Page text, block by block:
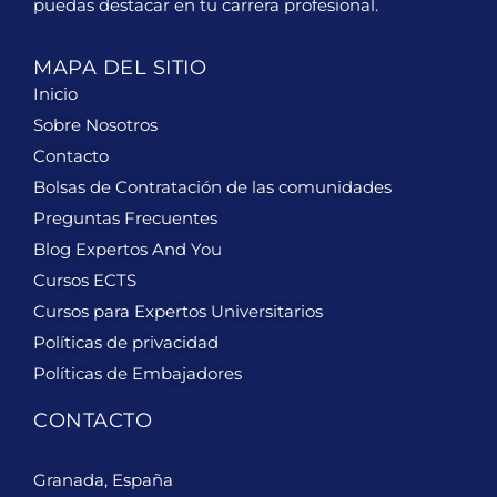
puedas destacar en tu carrera profesional.
MAPA DEL SITIO
Inicio
Sobre Nosotros
Contacto
Bolsas de Contratación de las comunidades
Preguntas Frecuentes
Blog Expertos And You
Cursos ECTS
Cursos para Expertos Universitarios
Políticas de privacidad
Políticas de Embajadores
CONTACTO
Granada, España